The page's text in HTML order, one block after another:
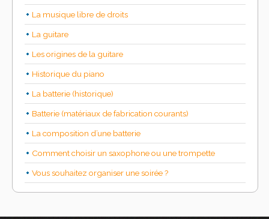
La musique libre de droits
La guitare
Les origines de la guitare
Historique du piano
La batterie (historique)
Batterie (matériaux de fabrication courants)
La composition d’une batterie
Comment choisir un saxophone ou une trompette
Vous souhaitez organiser une soirée ?